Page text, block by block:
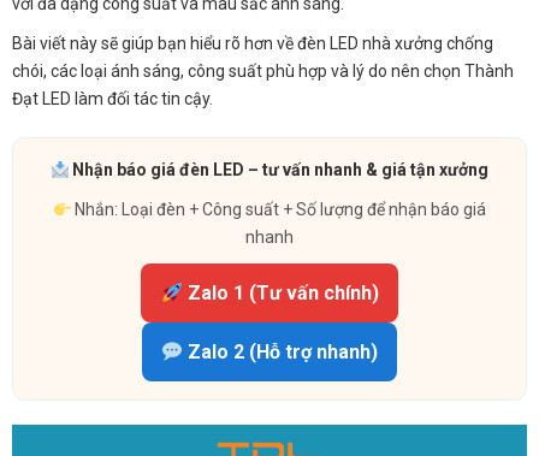
Bài viết này sẽ giúp bạn hiểu rõ hơn về đèn LED nhà xưởng chống
chói, các loại ánh sáng, công suất phù hợp và lý do nên chọn Thành
Đạt LED làm đối tác tin cậy.
Nhận báo giá đèn LED – tư vấn nhanh & giá tận xưởng
Nhắn: Loại đèn + Công suất + Số lượng để nhận báo giá
nhanh
Zalo 1 (Tư vấn chính)
Zalo 2 (Hỗ trợ nhanh)